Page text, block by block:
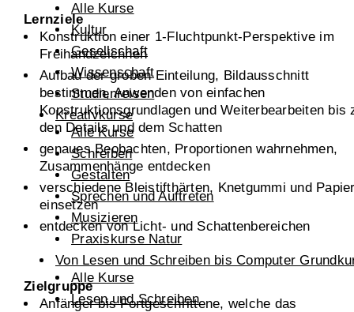
Alle Kurse
Kultur
Gesellschaft
Wissenschaft
Studienreisen
Kreativkurse
Alle Kurse
Schreiben
Gestalten
Sprechen und Auftreten
Musizieren
Praxiskurse Natur
Von Lesen und Schreiben bis Computer
Alle Kurse
Lesen und Schreiben
Lernziele
Konstruktion einer 1-Fluchtpunkt-Perspektive im
Freihandzeichnen
Aufbau der groben Einteilung, Bildausschnitt
bestimmen, Anwenden von einfachen
Konstruktionsgrundlagen und Weiterbearbeiten bis
den Details und dem Schatten
genaues Beobachten, Proportionen wahrnehmen,
Zusammenhänge entdecken
verschiedene Bleistifthärten, Knetgummi und
einsetzen
entdecken von Licht- und Schattenbereichen
Zielgruppe
Anfänger bis Fortgeschrittene, welche das